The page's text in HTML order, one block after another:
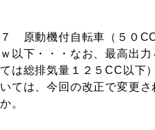
７ 原動機付自転車（５０
ｗ以下・・・なお、最高出
ては総排気量１２５CC以下
いては、今回の改正で変更
か。